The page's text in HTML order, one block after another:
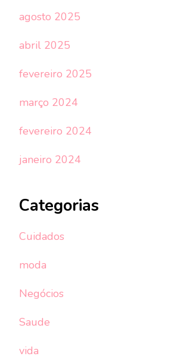
agosto 2025
abril 2025
fevereiro 2025
março 2024
fevereiro 2024
janeiro 2024
Categorias
Cuidados
moda
Negócios
Saude
vida